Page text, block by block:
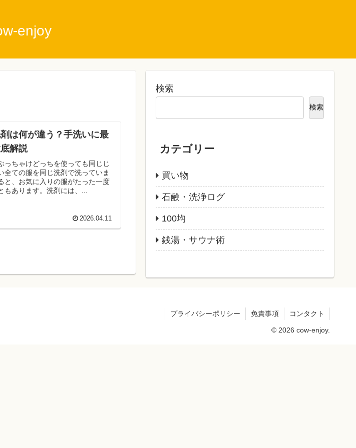
enjoy
は何が違う？手洗いに最
解説
っちゃけどっちを使っても同じじ
全ての服を同じ洗剤で洗っていま
と、お気に入りの服がたった一度
あります。洗剤には、...
2026.04.11
検索
検索
カテゴリー
買い物
石鹸・洗浄ログ
100均
銭湯・サウナ術
プライバシーポリシー 免責事項 コンタクト
© 2026 cow-enjoy.